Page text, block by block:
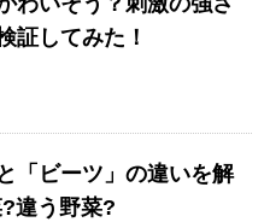
証してみた！
「ビーツ」の違いを解
違う野菜?